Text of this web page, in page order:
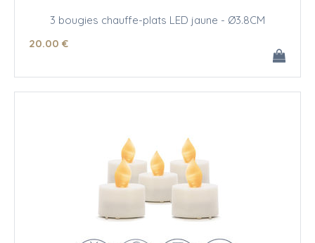
3 bougies chauffe-plats LED jaune - Ø3.8CM
20.00 €